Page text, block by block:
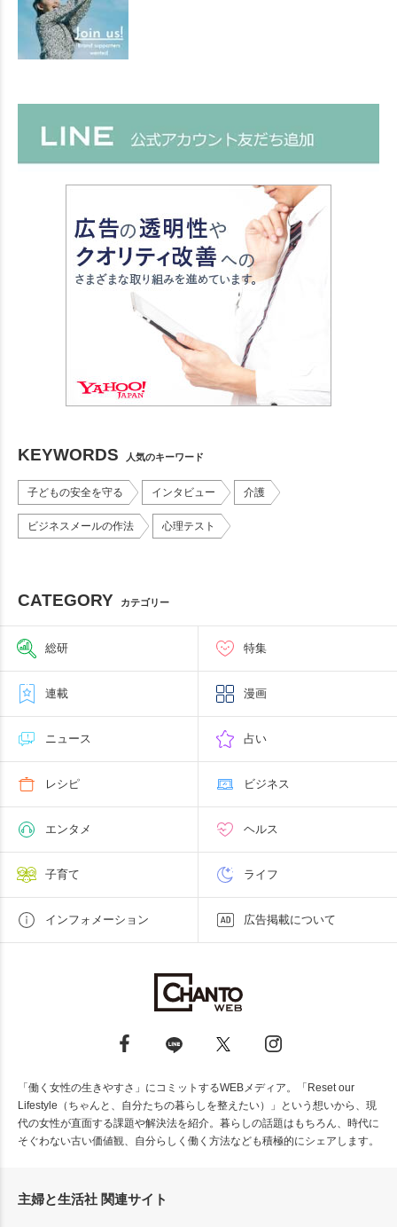
KEYWORDS 人気のキーワード
子どもの安全を守る インタビュー 介護
ビジネスメールの作法 心理テスト
CATEGORY カテゴリー
総研 特集
連載 漫画
ニュース 占い
レシピ ビジネス
エンタメ ヘルス
子育て ライフ
インフォメーション 広告掲載について
「働く女性の生きやすさ」にコミットするWEBメディア。「Reset our
Lifestyle（ちゃんと、自分たちの暮らしを整えたい）」という想いから、現
代の女性が直面する課題や解決法を紹介。暮らしの話題はもちろん、時代に
そぐわない古い価値観、自分らしく働く方法なども積極的にシェアします。
主婦と生活社 関連サイト